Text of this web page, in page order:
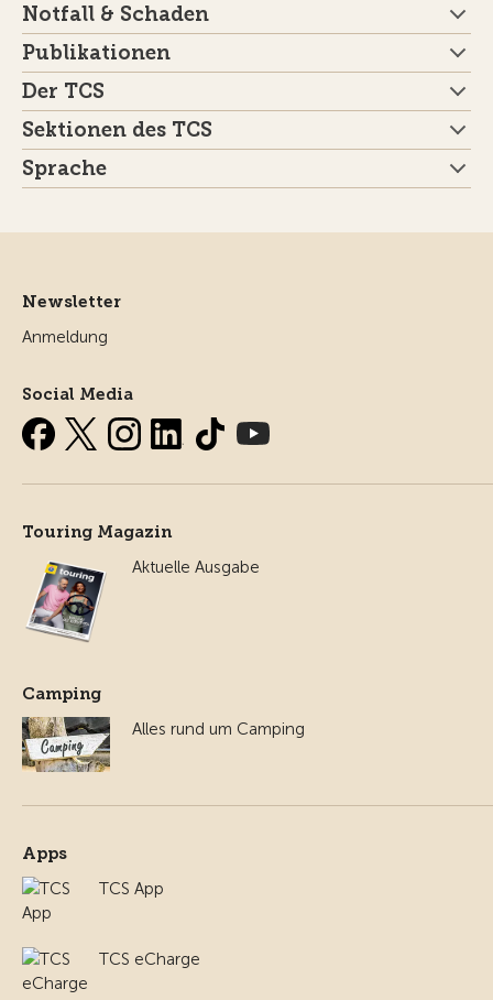
Notfall & Schaden
Publikationen
Der TCS
Sektionen des TCS
Sprache
Newsletter
Anmeldung
Social Media
Touring Magazin
Aktuelle Ausgabe
Camping
Alles rund um Camping
Apps
TCS App
TCS eCharge